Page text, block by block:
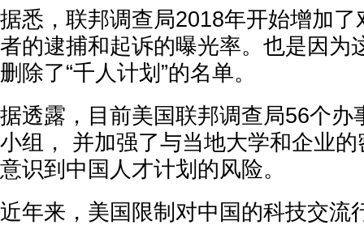
据悉，联邦调查局2018年开始增加了
者的逮捕和起诉的曝光率。也是因为
删除了“千人计划”的名单。
据透露，目前美国联邦调查局56个办
小组， 并加强了与当地大学和企业
意识到中国人才计划的风险。
近年来，美国限制对中国的科技交流